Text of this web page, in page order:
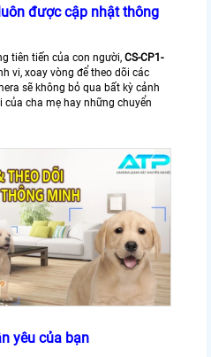
được cập nhật thông
tiên tiến của con người, CS-CP1-
vi, xoay vòng để theo dõi các
sẽ không bỏ qua bất kỳ cảnh
cha mẹ hay những chuyển
yêu của bạn